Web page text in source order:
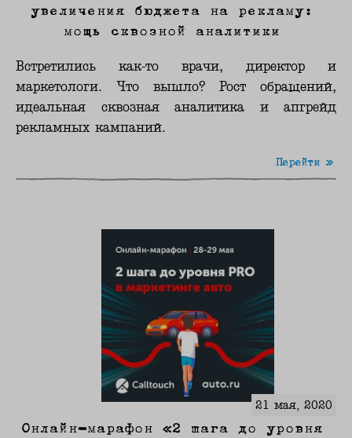
увеличения бюджета на рекламу:
мощь сквозной аналитики
Встретились как-то врачи, директор и
маркетологи. Что вышло? Рост обращений,
идеальная сквозная аналитика и апгрейд
рекламных кампаний.
Перейти »
21 мая, 2020
Онлайн-марафон «2 шага до уровня